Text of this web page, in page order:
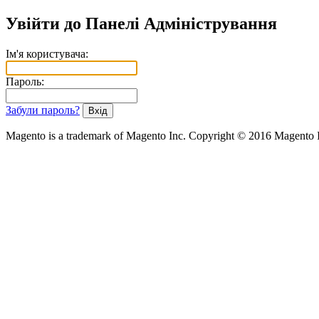
Увійти до Панелі Адміністрування
Ім'я користувача:
Пароль:
Забули пароль?
Magento is a trademark of Magento Inc. Copyright © 2016 Magento